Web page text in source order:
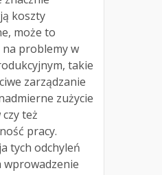
koszty
może to
na problemy w
takie
zarządzanie
zużycie
też
pracy.
tych odchyleń
wprowadzenie